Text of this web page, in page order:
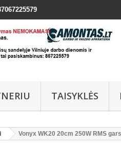
TAISYKLĖS
Vonyx WK20 20cm 250W RMS